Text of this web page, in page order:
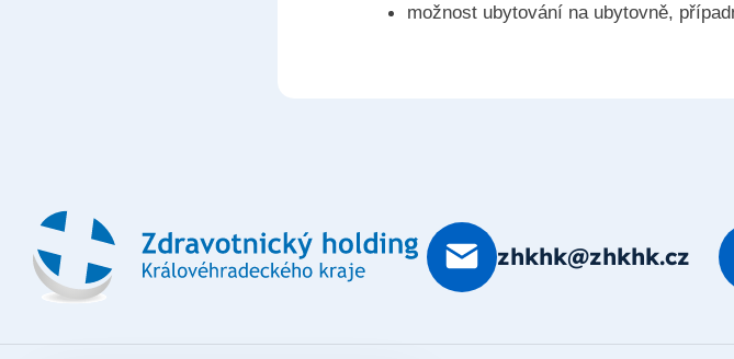
možnost ubytování na ubytovně,
zhkhk@zhkhk.cz